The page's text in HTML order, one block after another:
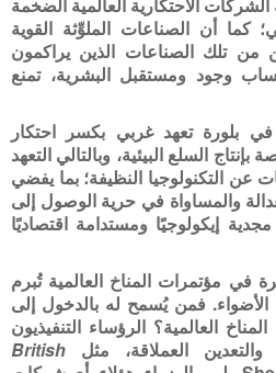
كما أن الصناعات الملوِّثة القوية
من تلك الصناعات الذين يراكمون
وجود ومستقبل البشرية، تمنع
بلورة تعهد غربي بكسر احتكار
بإنتاج السلع البيئية، وبالتالي التعهد
عن التكنولوجيا النظيفة؛ بما يفضي
والمساواة في حرية الوصول إلى
إيكولوجيًا ومستدامة اقتصاديًا
في مؤتمرات المناخ العالمية تُبرم
فمن يُسمح له بالدخول إلى
العالمية؟ الرؤساء التنفيذيون
العملاقة، مثل British